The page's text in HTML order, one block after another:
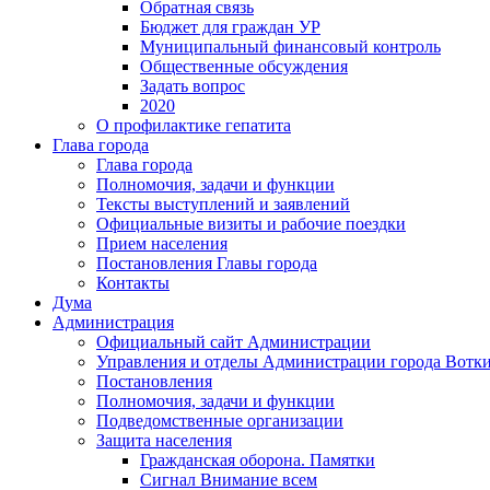
Обратная связь
Бюджет для граждан УР
Муниципальный финансовый контроль
Общественные обсуждения
Задать вопрос
2020
О профилактике гепатита
Глава города
Глава города
Полномочия, задачи и функции
Тексты выступлений и заявлений
Официальные визиты и рабочие поездки
Прием населения
Постановления Главы города
Контакты
Дума
Администрация
Официальный сайт Администрации
Управления и отделы Администрации города
Постановления
Полномочия, задачи и функции
Подведомственные организации
Защита населения
Гражданская оборона. Памятки
Сигнал Внимание всем